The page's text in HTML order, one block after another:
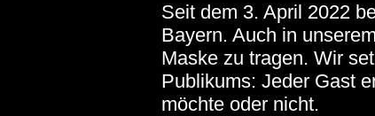
Seit dem 3. April 2022
Bayern. Auch in
Maske zu tragen. Wir
Publikums: Jeder Gast
möchte oder nicht.